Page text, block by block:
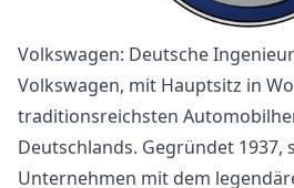
Volkswagen: Deutsche
Volkswagen, mit Hauptsitz in
traditionsreichsten
Deutschlands. Gegründet 1937,
Unternehmen mit dem